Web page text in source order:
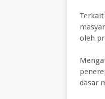
oleh
dasar